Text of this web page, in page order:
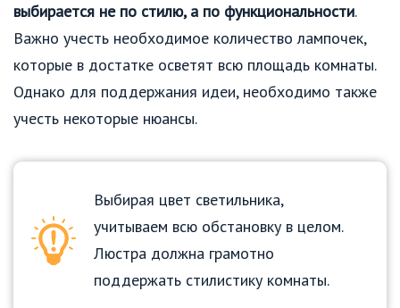
выбирается не по стилю, а по функциональности.
Важно учесть необходимое количество лампочек,
которые в достатке осветят всю площадь комнаты.
Однако для поддержания идеи, необходимо также
учесть некоторые нюансы.
Выбирая цвет светильника,
учитываем всю обстановку в целом.
Люстра должна грамотно
поддержать стилистику комнаты.